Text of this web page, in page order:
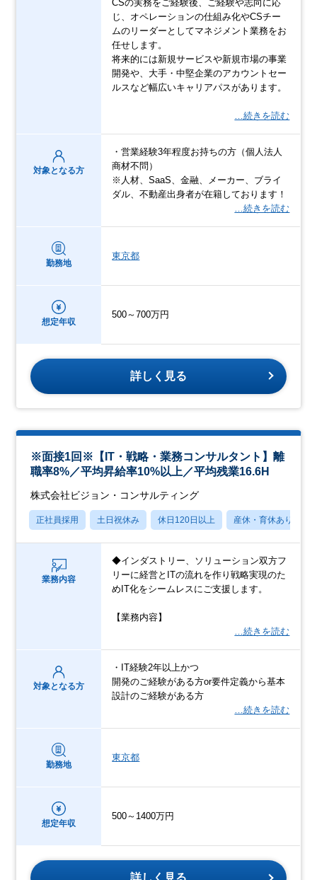
CSの実務をご経験後、ご経験や志向に応
じ、オペレーションの仕組み化やCSチー
ムのリーダーとしてマネジメント業務をお
任せします。
将来的には新規サービスや新規市場の事業
開発や、大手・中堅企業のアカウントセー
ルスなど幅広いキャリアパスがあります。
…続きを読む
対象となる方
・営業経験3年程度お持ちの方（個人法人
商材不問）
※人材、SaaS、金融、メーカー、ブライ
ダル、不動産出身者が在籍しております！
…続きを読む
勤務地
東京都
想定年収
500～700万円
詳しく見る
※面接1回※【IT・戦略・業務コンサルタント】離
職率8%／平均昇給率10%以上／平均残業16.6H
株式会社ビジョン・コンサルティング
正社員採用 土日祝休み 休日120日以上 産休・育休あり
業務内容
◆インダストリー、ソリューション双方フ
リーに経営とITの流れを作り戦略実現のた
めIT化をシームレスにご支援します。
【業務内容】
…続きを読む
対象となる方
・IT経験2年以上かつ
開発のご経験がある方or要件定義から基本
設計のご経験がある方
…続きを読む
勤務地
東京都
想定年収
500～1400万円